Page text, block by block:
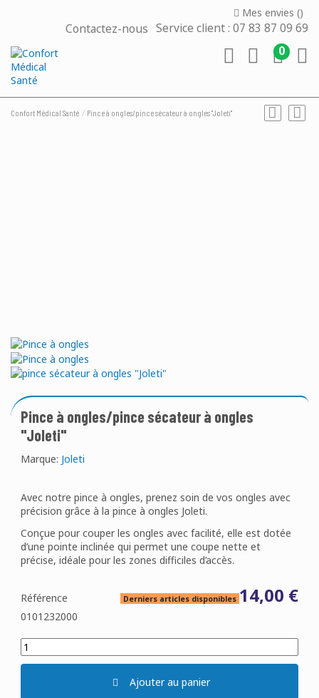
Mes envies ()
Contactez-nous Service client : 07 83 87 09 69
0
Confort Médical Santé Pince à ongles/pince sécateur à ongles "Joleti"
Pince à ongles/pince sécateur à ongles
"Joleti"
Marque: Joleti
Avec notre pince à ongles, prenez soin de vos ongles avec
précision grâce à la pince à ongles Joleti.
Conçue pour couper les ongles avec facilité, elle est dotée
d’une pointe inclinée qui permet une coupe nette et
précise, idéale pour les zones difficiles d’accès.
Référence
0101232000
Derniers articles disponibles 14,00 €
Ajouter au panier